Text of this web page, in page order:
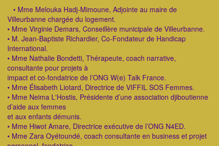
• Mme Melouka Hadj-Mimoune, Adjointe au maire de
Villeurbanne chargée du logement.
• Mme Virginie Demars, Conseillère municipale de Villeurbanne.
• M. Jean-Baptiste Richardier, Co-Fondateur de Handicap
International.
• Mme Nathalie Bondetti, Thérapeute, coach narrative,
consultante pour projets à
impact et co-fondatrice de l’ONG W(e) Talk France.
• Mme Élisabeth Liotard, Directrice de VIFFIL SOS Femmes.
• Mme Neima L'Hostis, Présidente d’une association djiboutienne
d’aide aux femmes
et aux enfants démunis.
• Mme Hiwot Amare, Directrice exécutive de l’ONG N4ED.
• Mme Zara Oyétoundé, coach consultante en business et projet